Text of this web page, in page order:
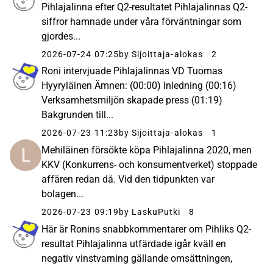
Pihlajalinna efter Q2-resultatet Pihlajalinnas Q2-
siffror hamnade under våra förväntningar som
gjordes...
2026-07-24 07:25by Sijoittaja-alokas 2
Roni intervjuade Pihlajalinnas VD Tuomas
Hyyryläinen Ämnen: (00:00) Inledning (00:16)
Verksamhetsmiljön skapade press (01:19)
Bakgrunden till...
2026-07-23 11:23 by Sijoittaja-alokas 1
Mehiläinen försökte köpa Pihlajalinna 2020, men
KKV (Konkurrens- och konsumentverket) stoppade
affären redan då. Vid den tidpunkten var
bolagen...
2026-07-23 09:19 by LaskuPutki 8
Här är Ronins snabbkommentarer om Pihliks Q2-
resultat Pihlajalinna utfärdade igår kväll en
negativ vinstvarning gällande omsättningen,